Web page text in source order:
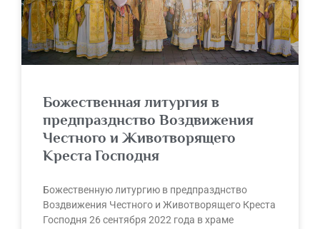
Божественная литургия в
предпразднство Воздвижения
Честного и Животворящего
Креста Господня
Божественную литургию в предпразднство
Воздвижения Честного и Животворящего Креста
Господня 26 сентября 2022 года в храме